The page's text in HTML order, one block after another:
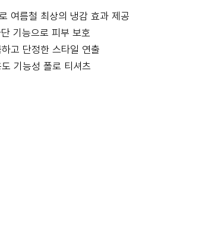
름철 최상의 냉감 효과 제공
기능으로 피부 보호
고 단정한 스타일 연출
기능성 폴로 티셔츠